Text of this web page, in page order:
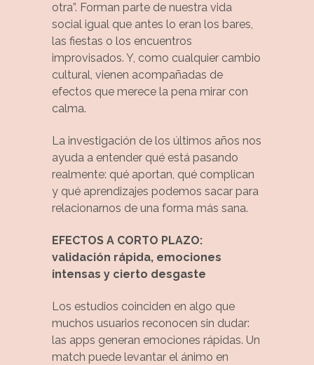
otra”. Forman parte de nuestra vida
social igual que antes lo eran los bares,
las fiestas o los encuentros
improvisados. Y, como cualquier cambio
cultural, vienen acompañadas de
efectos que merece la pena mirar con
calma.
La investigación de los últimos años nos
ayuda a entender qué está pasando
realmente: qué aportan, qué complican
y qué aprendizajes podemos sacar para
relacionarnos de una forma más sana.
EFECTOS A CORTO PLAZO:
validación rápida, emociones
intensas y cierto desgaste
Los estudios coinciden en algo que
muchos usuarios reconocen sin dudar:
las apps generan emociones rápidas. Un
match puede levantar el ánimo en